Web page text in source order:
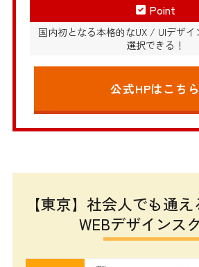
Point
国内初となる本格的なUX / UIデザイ
選択できる！
公式HPはこちら
【東京】社会人でも通
WEBデザインス